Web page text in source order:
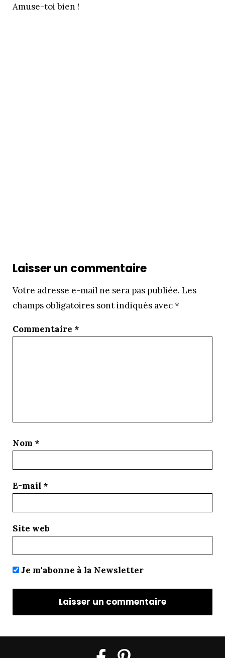
Amuse-toi bien !
Laisser un commentaire
Votre adresse e-mail ne sera pas publiée. Les
champs obligatoires sont indiqués avec*
Commentaire *
Nom *
E-mail *
Site web
Je m'abonne à la Newsletter